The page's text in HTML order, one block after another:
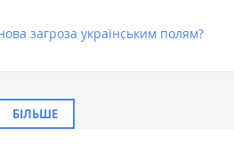
загроза українським полям?
БІЛЬШЕ